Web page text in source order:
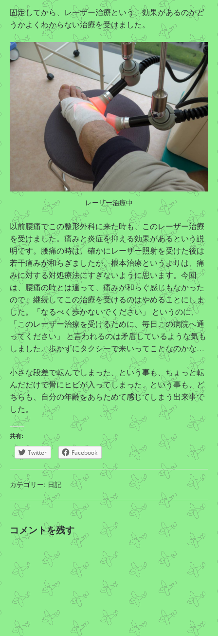
固定してから、レーザー治療という、効果があるのかど
うかよくわからない治療を受けました。
レーザー治療中
以前腰痛でこの整形外科に来た時も、このレーザー治療
を受けました。痛みと炎症を抑える効果があるという説
明です。腰痛の時は、確かにレーザー照射を受けた後は
若干痛みが和らぎましたが、根本治療というよりは、痛
みに対する対処療法にすぎないように思います。今回
は、腰痛の時とは違って、痛みが和らぐ感じもなかった
ので、継続してこの治療を受けるのはやめることにしま
した。「なるべく歩かないでください」 というのに、
「このレーザー治療を受けるために、毎日この病院へ通
ってください」 と言われるのは矛盾しているような気も
しました。歩かずにタクシーで来いってことなのかな…
小さな段差で転んでしまった、という事も、ちょっと転
んだだけで骨にヒビが入ってしまった、という事も、ど
ちらも、自分の年齢をあらためて感じてしまう出来事で
した。
共有:
Twitter Facebook
カテゴリー: 日記
コメントを残す